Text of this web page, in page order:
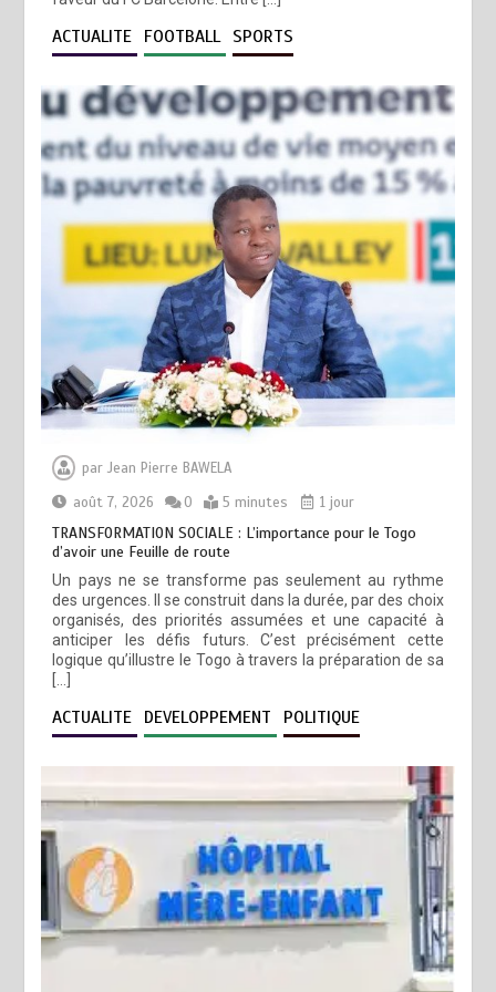
ACTUALITE FOOTBALL SPORTS
parJean Pierre BAWELA
août 7, 2026
0 5 minutes 1 jour
TRANSFORMATION SOCIALE : L’importance pour le Togo
d’avoir une Feuille de route
Un pays ne se transforme pas seulement au rythme
des urgences. Il se construit dans la durée, par des choix
organisés, des priorités assumées et une capacité à
anticiper les défis futurs. C’est précisément cette
logique qu’illustre le Togo à travers la préparation de sa
[…]
ACTUALITE DEVELOPPEMENT POLITIQUE